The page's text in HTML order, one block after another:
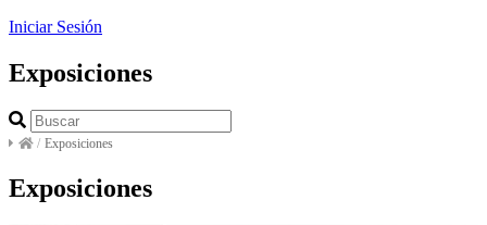
Iniciar Sesión
Exposiciones
/ Exposiciones
Exposiciones